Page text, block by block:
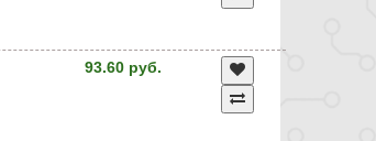
93.60 руб.